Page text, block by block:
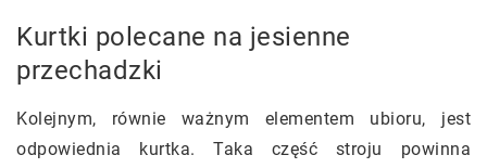
Kurtki polecane na jesienne
przechadzki
Kolejnym, równie ważnym elementem ubioru, jest
odpowiednia kurtka. Taka część stroju powinna